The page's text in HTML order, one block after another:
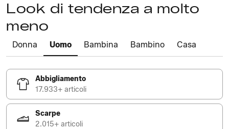
Look di tendenza a molto
meno
Donna Uomo Bambina Bambino Casa
Abbigliamento
17.933+ articoli
Scarpe
2.015+ articoli